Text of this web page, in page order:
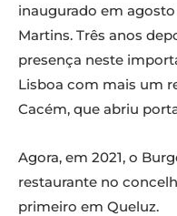
inaugurado em
Martins. Três anos
presença neste
Lisboa com mais um
Cacém, que abriu
Agora, em 2021, o
restaurante no
primeiro em Queluz.